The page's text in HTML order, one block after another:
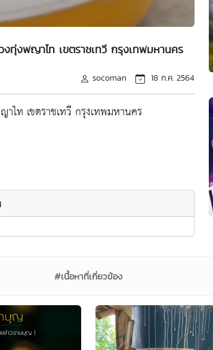
ทุ่งพญาไท เขตราชเทวี กรุงเทพมหานคร
socoman 18 ก.ค. 2564
ไท เขตราชเทวี กรุงเทพมหานคร
#เนื้อหาที่เกี่ยวข้อง